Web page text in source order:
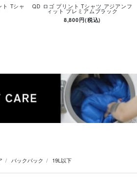
Tシャ QD ロゴ プリント Tシャツ アジアンフ
ィット プレミアムブラック
8,800円(税込)
バックパック 19L以下